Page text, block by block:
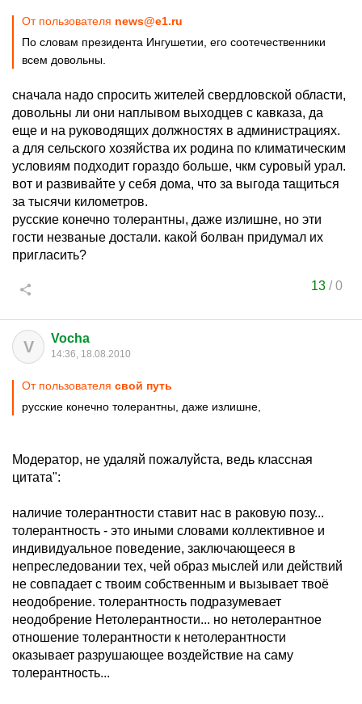
От пользователя news@e1.ru
По словам президента Ингушетии, его соотечественники
всем довольны.
сначала надо спросить жителей свердловской области,
довольны ли они наплывом выходцев с кавказа, да
еще и на руководящих должностях в администрациях.
а для сельского хозяйства их родина по климатическим
условиям подходит гораздо больше, чкм суровый урал.
вот и развивайте у себя дома, что за выгода тащиться
за тысячи километров.
русские конечно толерантны, даже излишне, но эти
гости незваные достали. какой болван придумал их
пригласить?
13 /0
V Vocha
14:36, 18.08.2010
От пользователя свой путь
русские конечно толерантны, даже излишне,
Модератор, не удаляй пожалуйста, ведь классная
цитата":
наличие толерантности ставит нас в раковую позу...
толерантность - это иными словами коллективное и
индивидуальное поведение, заключающееся в
непреследовании тех, чей образ мыслей или действий
не совпадает с твоим собственным и вызывает твоё
неодобрение. толерантность подразумевает
неодобрение Нетолерантности... но нетолерантное
отношение толерантности к нетолерантности
оказывает разрушающее воздействие на саму
толерантность...